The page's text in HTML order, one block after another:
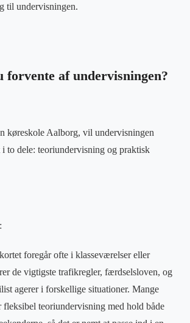
til undervisningen.
forvente af undervisningen?
køreskole Aalborg, vil undervisningen
to dele: teoriundervisning og praktisk
foregår ofte i klasseværelser eller
de vigtigste trafikregler, færdselsloven, og
agerer i forskellige situationer. Mange
teoriundervisning med hold både